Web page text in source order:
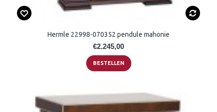
Hermle 22998-070352 pendule mahonie
€2.245,00
BESTELLEN